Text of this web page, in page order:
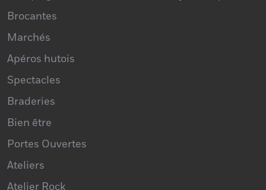
Escape game, chasses aux trésors, jeux de piste
Brocantes
Marchés
Apéros hutois
Spectacles
Braderies
Bien être
Portes Ouvertes
Ateliers